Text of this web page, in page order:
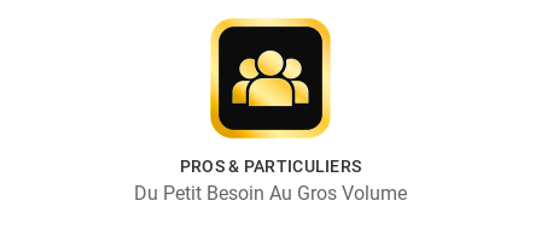
PROS & PARTICULIERS
Du Petit Besoin Au Gros Volume